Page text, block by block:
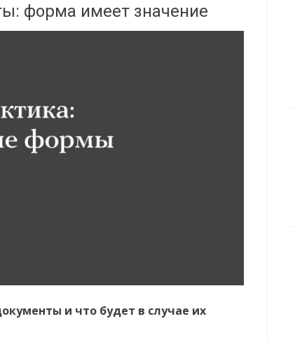
форма имеет значение
и что будет в случае их